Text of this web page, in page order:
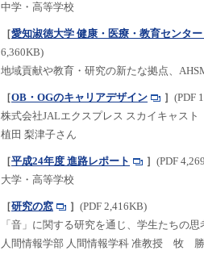
中学・高等学校
［愛知淑徳大学 健康・医療・教育センタ
6,360KB)
地域貢献や教育・研究の新たな拠点、
［OB・OGのキャリアデザイン ］ (PDF
株式会社JALエクスプレス スカイキャスト
植田 梨津子さん
［平成24年度 進路レポート ］ (PDF
大学・高等学校
［研究の窓 ］ (PDF 2,416KB)
「音」に関する研究を通じ、学生たちの
人間情報学部 人間情報学科 准教授 牧